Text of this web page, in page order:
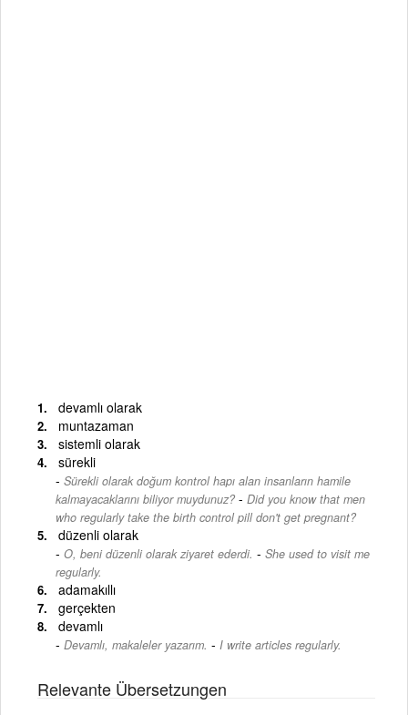
devamlı olarak
muntazaman
sistemli olarak
sürekli
Sürekli olarak doğum kontrol hapı alan insanların hamile
kalmayacaklarını biliyor muydunuz? - Did you know that men
who regularly take the birth control pill don't get pregnant?
düzenli olarak
O, beni düzenli olarak ziyaret ederdi. - She used to visit me
regularly.
adamakıllı
gerçekten
devamlı
Devamlı, makaleler yazarım. - I write articles regularly.
Relevante Übersetzungen